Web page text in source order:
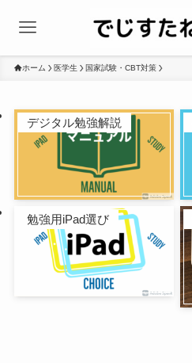
ホーム 医学生 国家試験・CBT対策
デジタル勉強解説
勉強用iPad選び